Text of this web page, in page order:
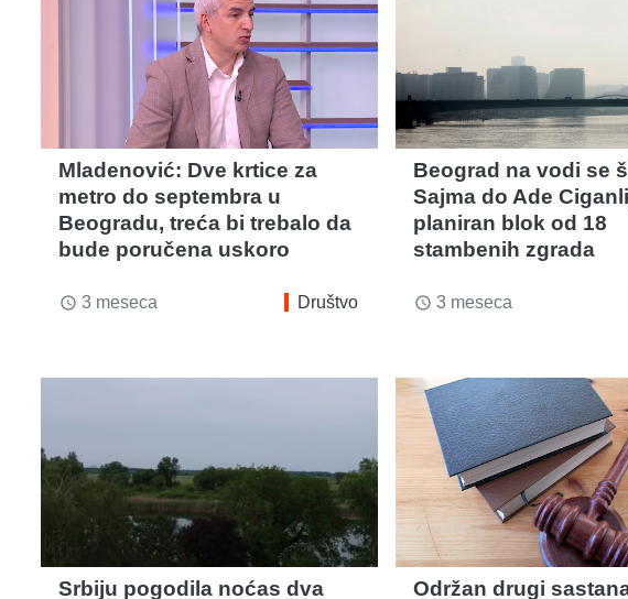
Mladenović: Dve krtice za
metro do septembra u
Beogradu, treća bi trebalo da
bude poručena uskoro
access_time 3 meseca Društvo
Beograd na vodi se
Sajma do Ade
planiran blok od 18
stambenih zgrada
access_time 3 meseca
Srbiju pogodila noćas dva
Održan drugi